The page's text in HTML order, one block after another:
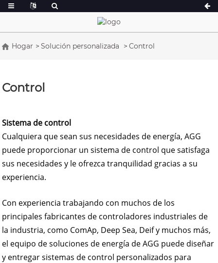
Hogar Solución personalizada Control
Control
Sistema de control
Cualquiera que sean sus necesidades de energía, AGG
puede proporcionar un sistema de control que satisfaga
sus necesidades y le ofrezca tranquilidad gracias a su
experiencia.
Con experiencia trabajando con muchos de los
principales fabricantes de controladores industriales de
la industria, como ComAp, Deep Sea, Deif y muchos más,
el equipo de soluciones de energía de AGG puede diseñar
y entregar sistemas de control personalizados para
Serie V 94-285 kVA
Serie V 350-
Serie D 165-935